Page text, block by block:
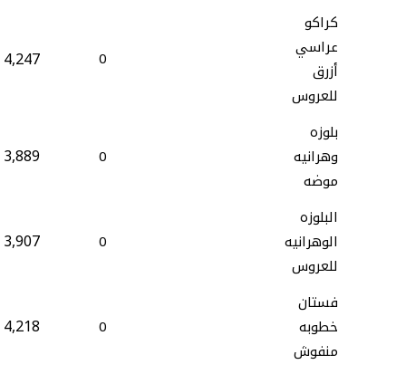
كراكو
عراسي
أزرق
للعروس
0
4,247
بلوزه
وهرانيه
موضه
0
3,889
البلوزه
الوهرانيه
للعروس
0
3,907
فستان
خطوبه
منفوش
0
4,218